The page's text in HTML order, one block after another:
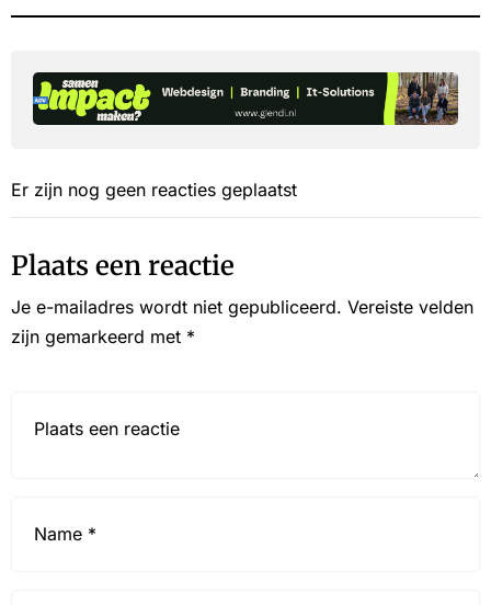
Er zijn nog geen reacties geplaatst
Plaats een reactie
Je e-mailadres wordt niet gepubliceerd. Vereiste velden
zijn gemarkeerd met *